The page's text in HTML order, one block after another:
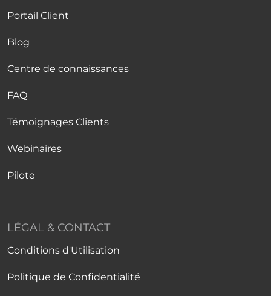
Portail Client
Blog
Centre de connaissances
FAQ
Témoignages Clients
Webinaires
Pilote
LÉGAL & CONTACT
Conditions d'Utilisation
Politique de Confidentialité